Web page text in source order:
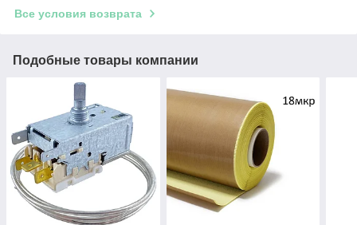
Все условия возврата
Подобные товары компании